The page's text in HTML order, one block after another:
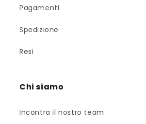
Pagamenti
Spedizione
Resi
Chi siamo
Incontra il nostro team